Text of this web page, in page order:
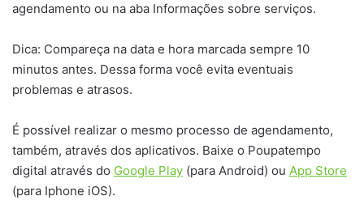
agendamento ou na aba Informações sobre serviços.
Dica: Compareça na data e hora marcada sempre 10
minutos antes. Dessa forma você evita eventuais
problemas e atrasos.
É possível realizar o mesmo processo de agendamento,
também, através dos aplicativos. Baixe o Poupatempo
digital através do Google Play (para Android) ou App Store
(para Iphone iOS).